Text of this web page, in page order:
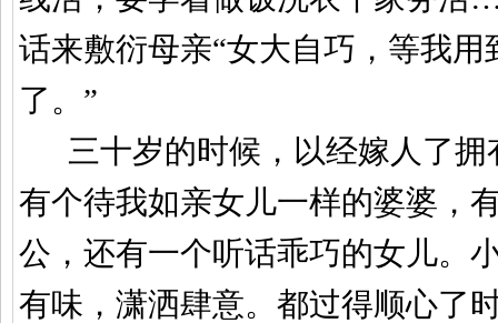
话来敷衍母亲“女大自巧，等我用
了。 ”
三十岁的时候，以经嫁人了
有个待我如亲女儿一样的婆婆，
公，还有一个听话乖巧的女儿。
有味，潇洒肆意。都过得顺心了